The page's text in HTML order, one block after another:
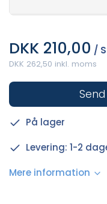
DKK 210,00 /
DKK 262,50 inkl. moms
På lager
Levering: 1-2
Mere information